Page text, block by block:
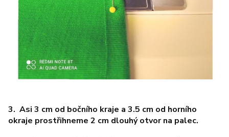
3. Asi 3 cm od bočního kraje a 3.5 cm od horního
okraje prostřihneme 2 cm dlouhý otvor na palec.